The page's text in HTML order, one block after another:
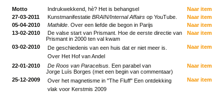
Motto Indrukwekkend, hè? Het is behangsel
Naar item
27-03-2011
Kunstmanifestatie BRAIN/Internal Affairsop YouTube.
Naar item
05-04-2010
Mathilde. Over een liefde die begon in Parijs
Naar item
13-02-2010
De valse start van Prismant. Hoe de eerste directie van
Prismant in 2000 ten val kwam
Naar item
03-02-2010
De geschiedenis van een huis dat er niet meer is.
Over Het Hof van Andel
Naar item
22-01-2010 De Roos van Paracelsus. Een parabel van
Jorge Luïs Borges (met een begin van commentaar)
Naar item
25-12-2009
Over het magnetisme in "The Fluff" Een ontdekking
vlak voor Kerstmis 2009
Naar item